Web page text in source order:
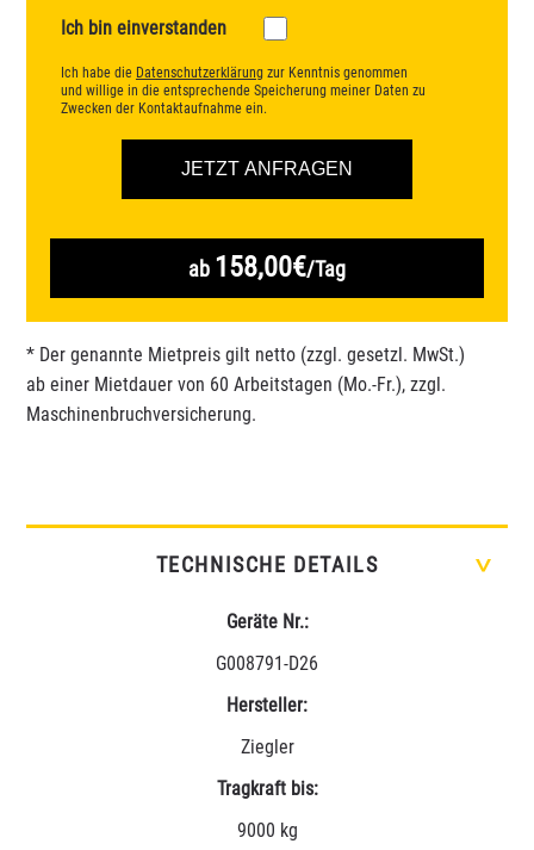
Ich bin einverstanden
Ich habe die Datenschutzerklärungzur Kenntnis genommen
und willige in die entsprechende Speicherung meiner Daten zu
Zwecken der Kontaktaufnahme ein.
ab 158,00€/Tag
* Der genannte Mietpreis gilt netto (zzgl. gesetzl. MwSt.)
ab einer Mietdauer von 60 Arbeitstagen (Mo.-Fr.), zzgl.
Maschinenbruchversicherung.
TECHNISCHE DETAILS >
Geräte Nr.:
G008791-D26
Hersteller:
Ziegler
Tragkraft bis:
9000 kg